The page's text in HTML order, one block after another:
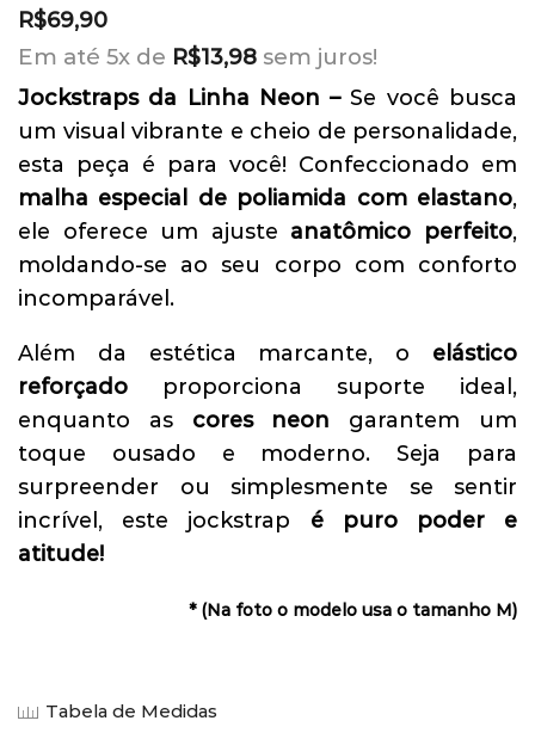
R$69,90
Em até 5x de R$13,98 sem juros!
Jockstraps da Linha Neon –Se você busca
um visual vibrante e cheio de personalidade,
esta peça é para você! Confeccionado em
malha especial de poliamida com elastano,
ele oferece um ajuste anatômico perfeito,
moldando-se ao seu corpo com conforto
incomparável.
Além da estética marcante, o elástico
reforçado proporciona suporte ideal,
enquanto as cores neon garantem um
toque ousado e moderno. Seja para
surpreender ou simplesmente se sentir
incrível, este jockstrap é puro poder e
atitude!
* (Na foto o modelo usa o tamanho M)
Tabela de Medidas